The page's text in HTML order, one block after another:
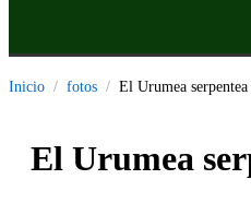
Inicio fotos El Urumea
El Urumea